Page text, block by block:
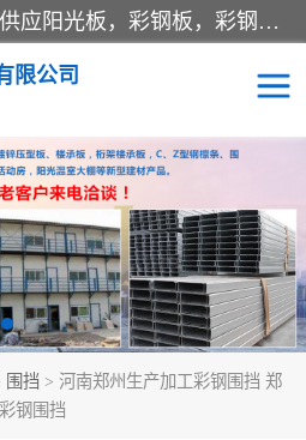
郑州鑫纵建材有限公司供应阳光板，彩钢板，彩钢钢构工程是一家集生产销售租赁安装于一体的企业，主要生产PC采光板，耐力板，仿古琉璃采光板，岩棉板、彩钢压型板、镀锌压型板、桁架楼承板，C、Z型钢檩条、围挡板、轻钢结构，阳光温室大棚等新型建材产品。公司旗下有多台移动式高空压瓦机租赁，承接全国各地业务，专业对外租赁各种型号压瓦机。
限公司
围挡 > 河南郑州生产加工彩钢围挡 郑
钢围挡
ASA合成树脂仿古瓦
FRP采光板
PC耐力板
楼层板